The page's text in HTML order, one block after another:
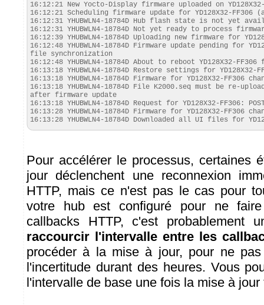
16:12:21 New Yocto-Display firmware uploaded on
16:12:21 Scheduling firmware update for YD128X32-FF306
16:12:31 YHUBWLN4-18784D Hub flash state is not yet
16:12:31 YHUBWLN4-18784D Not yet ready to process
16:12:39 YHUBWLN4-18784D Uploading new firmware for
16:12:48 YHUBWLN4-18784D Firmware update pending for
file synchronization
16:12:48 YHUBWLN4-18784D About to reboot YD128X32-
16:13:18 YHUBWLN4-18784D Restore settings for
16:13:18 YHUBWLN4-18784D Firmware for YD128X32-FF306
16:13:18 YHUBWLN4-18784D File K2000.seq must be re-
after firmware update
16:13:18 YHUBWLN4-18784D Request for YD128X32-FF306:
16:13:28 YHUBWLN4-18784D Firmware for YD128X32-FF306
16:13:28 YHUBWLN4-18784D Downloaded all UI files for
Pour accélérer le processus, certaines
jour déclenchent une reconnexion
HTTP, mais ce n'est pas le cas pour
votre hub est configuré pour ne
callbacks HTTP, c'est probablement
raccourcir l'intervalle entre les
procéder à la mise à jour, pour ne
l'incertitude durant des heures. Vous
l'intervalle de base une fois la mise à jour